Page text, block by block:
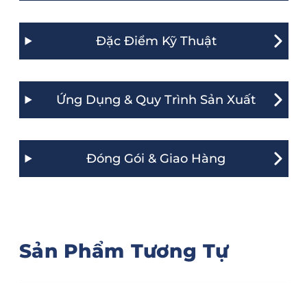
Đặc Điểm Kỹ Thuật
Ứng Dụng & Quy Trình Sản Xuất
Đóng Gói & Giao Hàng
Sản Phẩm Tương Tự